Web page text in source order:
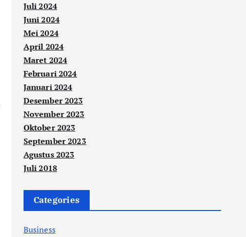
Juli 2024
Juni 2024
Mei 2024
April 2024
Maret 2024
Februari 2024
Januari 2024
Desember 2023
November 2023
Oktober 2023
September 2023
Agustus 2023
Juli 2018
Categories
Business